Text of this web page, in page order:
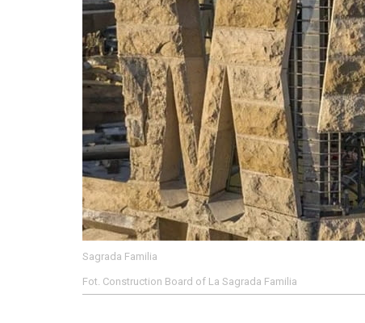
Sagrada Familia
Fot. Construction Board of La Sagrada Familia